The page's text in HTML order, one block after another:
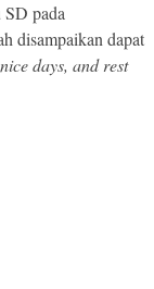
SD pada
disampaikan dapat
days, and rest